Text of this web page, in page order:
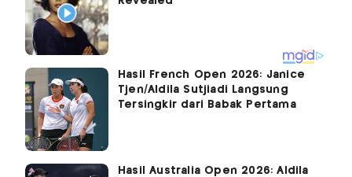
Hasil French Open 2026: Janice
Tjen/Aldila Sutjiadi Langsung
Tersingkir dari Babak Pertama
Hasil Australia Open 2026: Aldila